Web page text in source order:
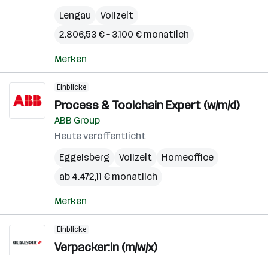
Lengau
Vollzeit
2.806,53 € – 3.100 € monatlich
Merken
Einblicke
Process & Toolchain Expert (w/m/d)
ABB Group
Heute veröffentlicht
Eggelsberg
Vollzeit
Homeoffice
ab 4.472,11 € monatlich
Merken
Einblicke
Verpacker:in (m/w/x)